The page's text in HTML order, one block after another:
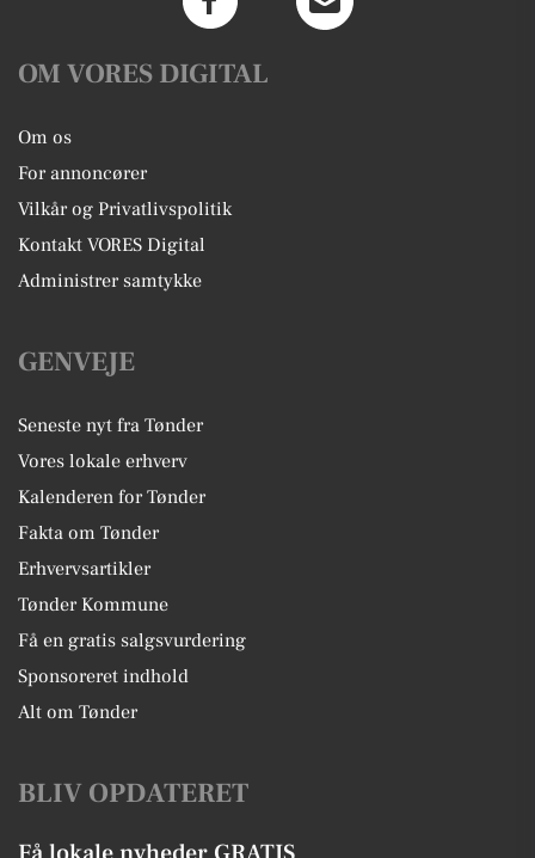
OM VORES DIGITAL
Om os
For annoncører
Vilkår og Privatlivspolitik
Kontakt VORES Digital
Administrer samtykke
GENVEJE
Seneste nyt fra Tønder
Vores lokale erhverv
Kalenderen for Tønder
Fakta om Tønder
Erhvervsartikler
Tønder Kommune
Få en gratis salgsvurdering
Sponsoreret indhold
Alt om Tønder
BLIV OPDATERET